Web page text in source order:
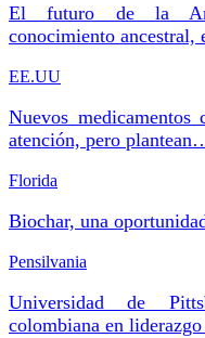
El futuro de la
conocimiento
EE.UU
Nuevos medicamentos
atención, pero
Florida
Biochar, una
Pensilvania
Universidad de
colombiana en